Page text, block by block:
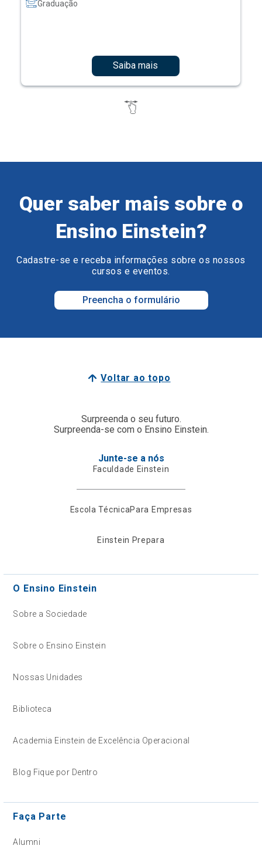
Graduação
Saiba mais
Quer saber mais sobre o
Ensino Einstein?
Cadastre-se e receba informações sobre os nossos
cursos e eventos.
Preencha o formulário
Voltar ao topo
Surpreenda o seu futuro.
Surpreenda-se com o Ensino Einstein.
Junte-se a nós
Faculdade Einstein
Escola TécnicaPara Empresas
Einstein Prepara
O Ensino Einstein
Sobre a Sociedade
Sobre o Ensino Einstein
Nossas Unidades
Biblioteca
Academia Einstein de Excelência Operacional
Blog Fique por Dentro
Faça Parte
Alumni